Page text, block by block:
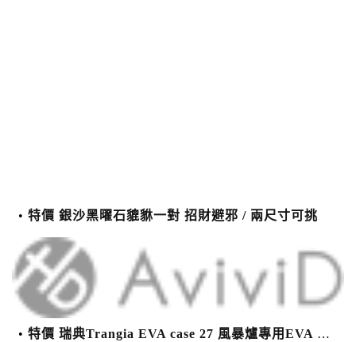
特價 銀沙黑曜石貔貅一對 招財避邪 / 兩尺寸可挑
特價 瑞典Trangia EVA case 27 風暴爐專用EVA 防護外盒(小)-黑